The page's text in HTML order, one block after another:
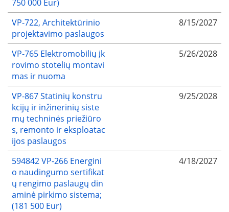
750 000 Eur)
VP-722, Architektūrinio
projektavimo paslaugos
8/15/2027
VP-765 Elektromobilių įk
rovimo stotelių montavi
mas ir nuoma
5/26/2028
VP-867 Statinių konstru
kcijų ir inžinerinių siste
mų techninės priežiūro
s, remonto ir eksploatac
ijos paslaugos
9/25/2028
594842 VP-266 Energini
o naudingumo sertifikat
ų rengimo paslaugų din
aminė pirkimo sistema;
(181 500 Eur)
4/18/2027